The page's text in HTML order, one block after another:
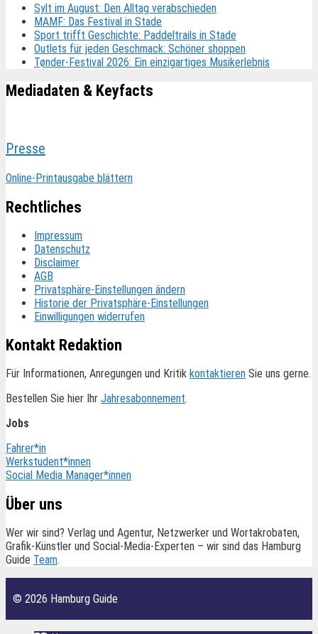
Sylt im August: Den Alltag verabschieden
MAMF: Das Festival in Stade
Sport trifft Geschichte: Paddeltrails in Stade
Outlets für jeden Geschmack: Schöner shoppen
Tønder-Festival 2026: Ein einzigartiges Musikerlebnis
Mediadaten & Keyfacts
Presse
Online-Printausgabe blättern
Rechtliches
Impressum
Datenschutz
Disclaimer
AGB
Privatsphäre-Einstellungen ändern
Historie der Privatsphäre-Einstellungen
Einwilligungen widerrufen
Kontakt Redaktion
Für Informationen, Anregungen und Kritik kontaktieren Sie uns gerne.
Bestellen Sie hier Ihr Jahresabonnement.
Jobs
Fahrer*in
Werkstudent*innen
Social Media Manager*innen
Über uns
Wer wir sind? Verlag und Agentur, Netzwerker und Wortakrobaten,
Grafik-Künstler und Social-Media-Experten – wir sind das Hamburg
Guide Team.
© 2026 Hamburg Guide